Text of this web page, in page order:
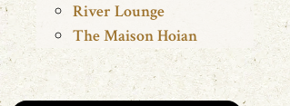
River Lounge
The Maison Hoian